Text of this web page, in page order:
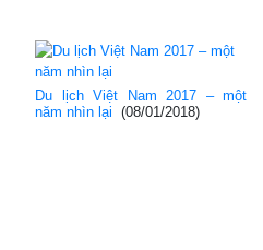
Du lịch Việt Nam 2017 – một
năm nhìn lại (08/01/2018)